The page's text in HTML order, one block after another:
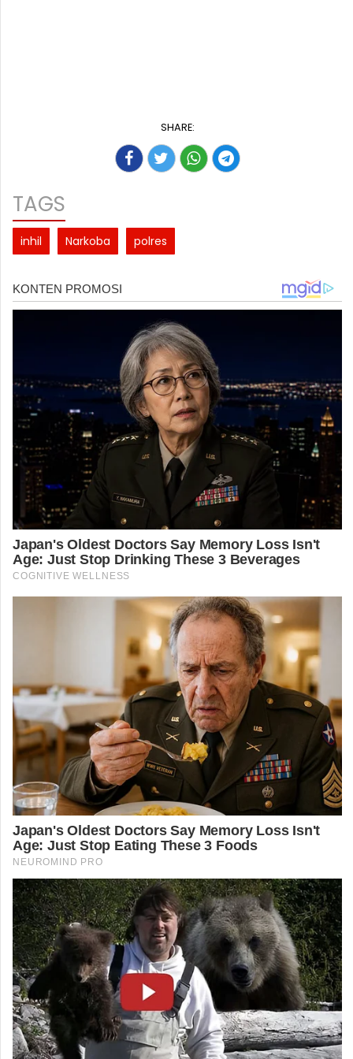
SHARE:
TAGS
inhil Narkoba polres